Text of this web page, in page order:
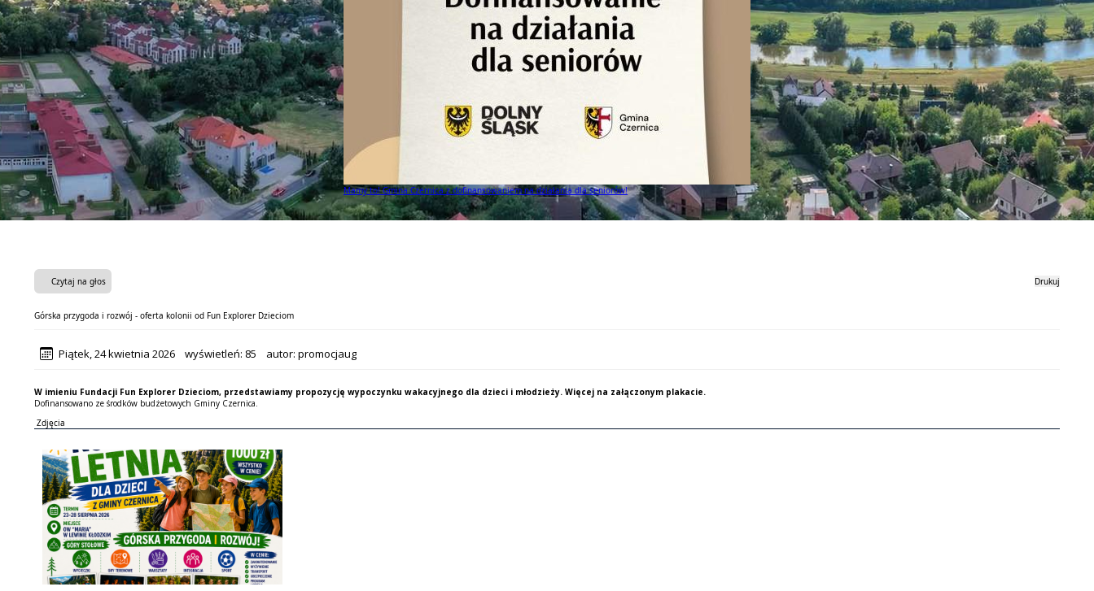
Mamy to! Gmina Czernica z dofinansowaniem na działania dla seniorów!
Czytaj na głos Drukuj
Górska przygoda i rozwój - oferta kolonii od Fun Explorer Dzieciom
Piątek, 24 kwietnia 2026 wyświetleń: 85 autor: promocjaug
W imieniu Fundacji Fun Explorer Dzieciom, przedstawiamy propozycję wypoczynku wakacyjnego dla dzieci i młodzieży. Więcej na załączonym plakacie.
Dofinansowano ze środków budżetowych Gminy Czernica.
Zdjęcia